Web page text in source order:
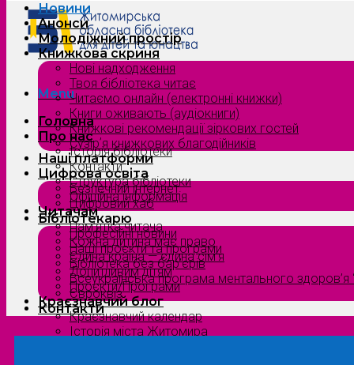
Menu
Головна
Про нас
Історія бібліотеки
Контакти
Структура бібліотеки
Офіційна інформація
Читачам
Пам’ятка читача
Кожна дитина має право
Єдина країна — єдина сім’я
Допитливим дітям
Проєкти/Програми
Краєзнавчий блог
Краєзнавчий календар
Історія міста Житомира
Новини
Анонси
Молодіжний простір
Книжкова скриня
Нові надходження
Твоя бібліотека читає
Читаємо онлайн (електронні книжки)
Книги оживають (аудіокниги)
Книжкові рекомендації зіркових гостей
Сузірʼя книжкових благодійників
Наші платформи
Цифрова освіта
Безпечний інтернет
Цифровий хаб
Бібліотекарю
Професійні новини
Наші проєкти та програми
Бібліотека без бар’єрів
Всеукраїнська програма ментального здоров’я
Євроквіз
Контакти